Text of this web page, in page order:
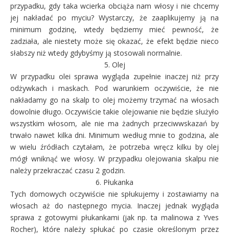
przypadku, gdy taka wcierka obciąża nam włosy i nie chcemy
jej nakładać po myciu? Wystarczy, że zaaplikujemy ją na
minimum godzinę, wtedy będziemy mieć pewność, że
zadziała, ale niestety może się okazać, że efekt będzie nieco
słabszy niż wtedy gdybyśmy ją stosowali normalnie.
5. Olej
W przypadku olei sprawa wygląda zupełnie inaczej niż przy
odżywkach i maskach. Pod warunkiem oczywiście, że nie
nakładamy go na skalp to olej możemy trzymać na włosach
dowolnie długo. Oczywiście takie olejowanie nie będzie służyło
wszystkim włosom, ale nie ma żadnych przeciwwskazań by
trwało nawet kilka dni. Minimum według mnie to godzina, ale
w wielu źródłach czytałam, że potrzeba wręcz kilku by olej
mógł wniknąć we włosy. W przypadku olejowania skalpu nie
należy przekraczać czasu 2 godzin.
6. Płukanka
Tych domowych oczywiście nie spłukujemy i zostawiamy na
włosach aż do następnego mycia. Inaczej jednak wygląda
sprawa z gotowymi płukankami (jak np. ta malinowa z Yves
Rocher), które należy spłukać po czasie określonym przez